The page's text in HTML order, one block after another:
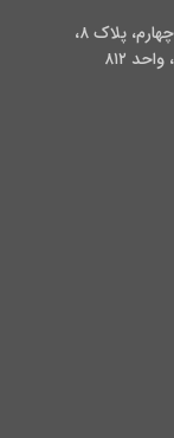
تهران، نیاوران، سه راه اقدسیه، تنگستان چهارم، پلاک ۸،